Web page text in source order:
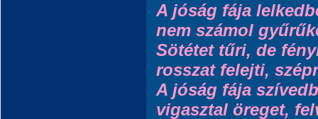
A jóság fája
nem számol
Sötétet tűri, de
rosszat felejti,
A jóság fája
vigasztal öreget,